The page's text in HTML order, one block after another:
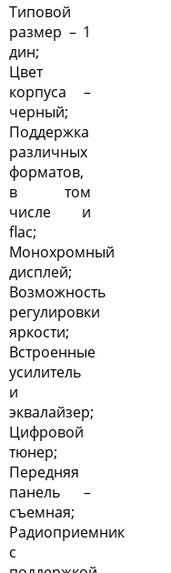
Типовой
размер – 1
дин;
Цвет
корпуса –
черный;
Поддержка
различных
форматов,
в том
числе и
flac;
Монохромный
дисплей;
Возможность
регулировки
яркости;
Встроенные
усилитель
и
эквалайзер;
Цифровой
тюнер;
Передняя
панель –
съемная;
Радиоприемник
с